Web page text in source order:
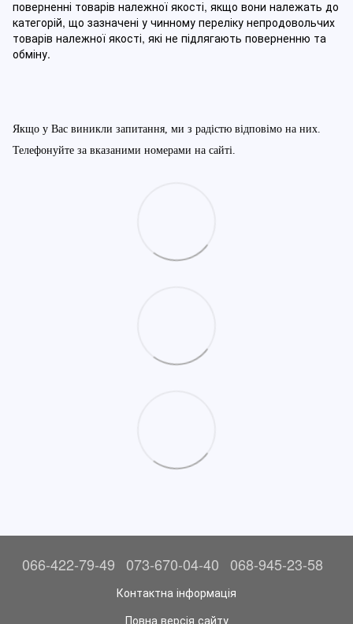
поверненні товарів належної якості, якщо вони належать до
категорій, що зазначені у чинному переліку непродовольчих
товарів належної якості, які не підлягають поверненню та
обміну.
Якщо у Вас виникли запитання, ми з радістю відповімо на них.
Телефонуйте за вказаними номерами на сайті.
066-422-79-49 073-670-04-40 068-945-23-58
Контактна інформація
Повна версія сайту